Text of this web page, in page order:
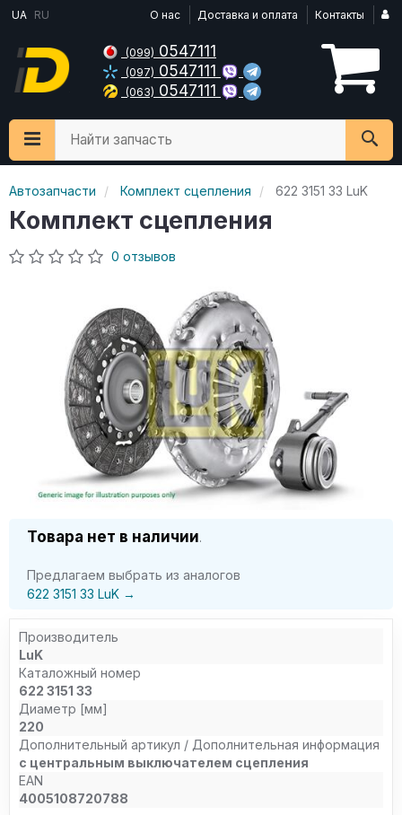
UA RU О нас Доставка и оплата Контакты
(099) 0547111
(097) 0547111
(063) 0547111
Найти запчасть
Автозапчасти Комплект сцепления 622 3151 33 LuK
Комплект сцепления
0 отзывов
Товара нет в наличии.
Предлагаем выбрать из аналогов
622 3151 33 LuK →
Производитель
LuK
Каталожный номер
622 3151 33
Диаметр [мм]
220
Дополнительный артикул / Дополнительная информация
с центральным выключателем сцепления
EAN
4005108720788